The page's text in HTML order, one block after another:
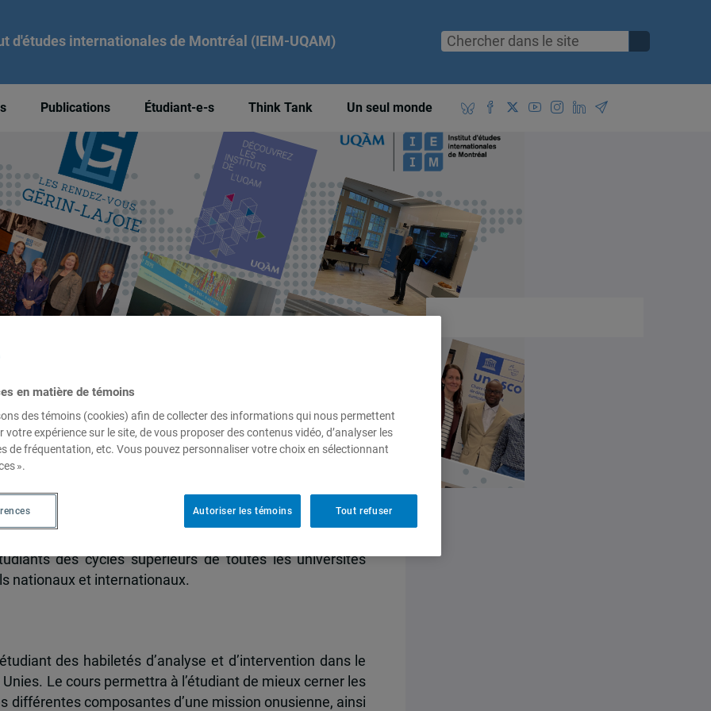
d'études internationales de Montréal (IEIM-UQAM)
Publications Étudiant-e-s Think Tank Un seul monde
de paix et opérations humanitaires et par la FSPD
de paix des Nations Unies
des cycles supérieurs de toutes les universités
nationaux et internationaux.
des habiletés d’analyse et d’intervention dans le
Le cours permettra à l’étudiant de mieux cerner les
différentes composantes d’une mission onusienne, ainsi
en matière de témoins
des témoins (cookies) afin de collecter des informations qui nous permettent
votre expérience sur le site, de vous proposer des contenus vidéo, d’analyser les
de fréquentation, etc. Vous pouvez personnaliser votre choix en sélectionnant
».
Tout refuser
Autoriser les témoins